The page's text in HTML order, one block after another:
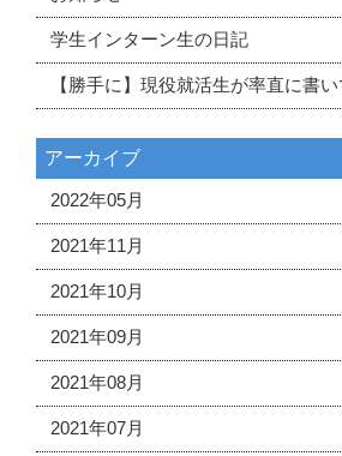
学生インターン生の日記
【勝手に】現役就活生が率直に書い
アーカイブ
2022年05月
2021年11月
2021年10月
2021年09月
2021年08月
2021年07月